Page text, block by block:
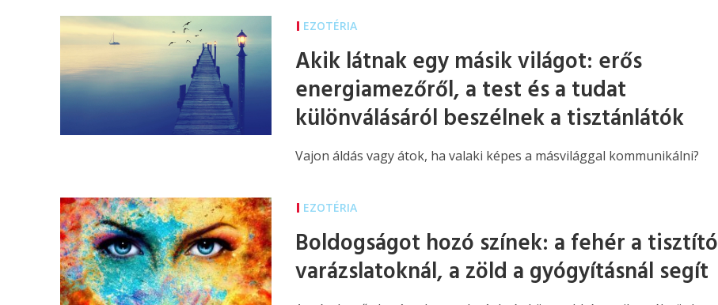
EZOTÉRIA
Akik látnak egy másik világot: erős
energiamezőről, a test és a tudat
különválásáról beszélnek a tisztánlátók
Vajon áldás vagy átok, ha valaki képes a másvilággal kommunikálni?
EZOTÉRIA
Boldogságot hozó színek: a fehér a tisztító
varázslatoknál, a zöld a gyógyításnál segít